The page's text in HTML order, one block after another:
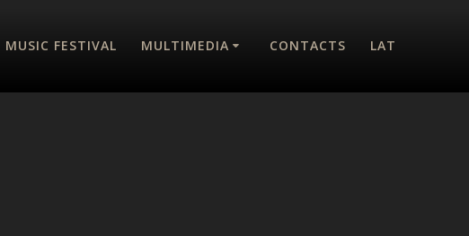
MUSIC FESTIVAL MULTIMEDIA CONTACTS LAT